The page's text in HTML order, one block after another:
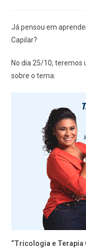
Já pensou em
Capilar?
No dia 25/10,
sobre o tema:
“Tricologia e Terapia